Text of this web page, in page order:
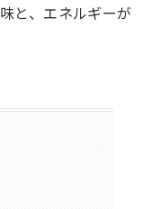
と、エネルギーが